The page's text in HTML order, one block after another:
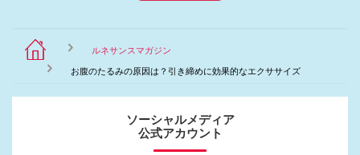
ルネサンスマガジン
お腹のたるみの原因は？引き締めに効果的なエクササイズ
ソーシャルメディア
公式アカウント